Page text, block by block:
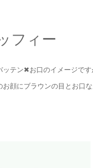
フィー
テン✖お口のイメージです
顔にブラウンの目とお口な